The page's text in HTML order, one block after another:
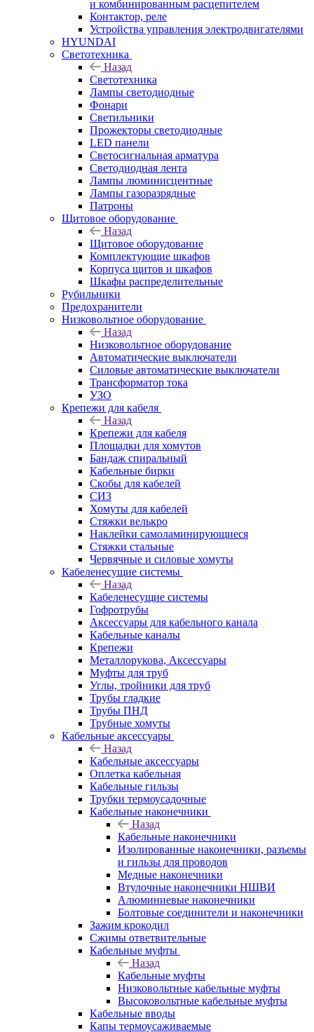
и комбинированным расцепителем
Контактор, реле
Устройства управления электродвигателями
HYUNDAI
Светотехника
Назад
Светотехника
Лампы светодиодные
Фонари
Светильники
Прожекторы светодиодные
LED панели
Светосигнальная арматура
Светодиодная лента
Лампы люминисцентные
Лампы газоразрядные
Патроны
Щитовое оборудование
Назад
Щитовое оборудование
Комплектующие шкафов
Корпуса щитов и шкафов
Шкафы распределительные
Рубильники
Предохранители
Низковольтное оборудование
Назад
Низковольтное оборудование
Автоматические выключатели
Силовые автоматические выключатели
Трансформатор тока
УЗО
Крепежи для кабеля
Назад
Крепежи для кабеля
Площадки для хомутов
Бандаж спиральный
Кабельные бирки
Cкобы для кабелей
СИЗ
Хомуты для кабелей
Стяжки велькро
Наклейки самоламинирующиеся
Стяжки стальные
Червячные и силовые хомуты
Кабеленесущие системы
Назад
Кабеленесущие системы
Гофротрубы
Аксессуары для кабельного канала
Кабельные каналы
Крепежи
Металлорукова, Аксессуары
Муфты для труб
Углы, тройники для труб
Трубы гладкие
Трубы ПНД
Трубные хомуты
Кабельные аксессуары
Назад
Кабельные аксессуары
Оплетка кабельная
Кабельные гильзы
Трубки термоусадочные
Кабельные наконечники
Назад
Кабельные наконечники
Изолированные наконечники, разъемы
и гильзы для проводов
Медные наконечники
Втулочные наконечники НШВИ
Алюминиевые наконечники
Болтовые соединители и наконечники
Зажим крокодил
Сжимы ответвительные
Кабельные муфты
Назад
Кабельные муфты
Низковольтные кабельные муфты
Высоковольтные кабельные муфты
Кабельные вводы
Капы термоусаживаемые